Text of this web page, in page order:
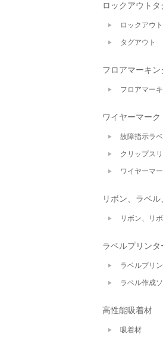
ロックアウトタ
ロックアウト
タグアウト
フロアマーキン
フロアマー
ワイヤーマー
故障指示ラ
クリップス
ワイヤーマ
リボン、ラベ
リボン、リ
ラベルプリン
ラベルプリ
ラベル作成
高性能吸着材
吸着材